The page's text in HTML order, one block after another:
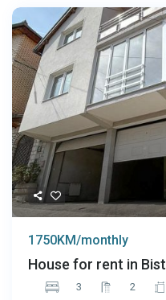
1750KM/monthly
House for rent in
3 2